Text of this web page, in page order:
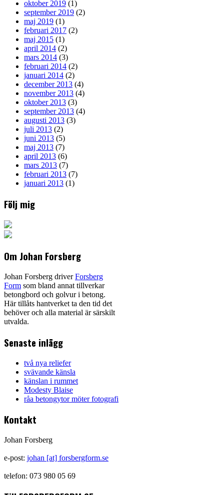
oktober 2019 (1)
september 2019 (2)
maj 2019 (1)
februari 2017 (2)
maj 2015 (1)
april 2014 (2)
mars 2014 (3)
februari 2014 (2)
januari 2014 (2)
december 2013 (4)
november 2013 (4)
oktober 2013 (3)
september 2013 (4)
augusti 2013 (3)
juli 2013 (2)
juni 2013 (5)
maj 2013 (7)
april 2013 (6)
mars 2013 (7)
februari 2013 (7)
januari 2013 (1)
Följ mig
Om Johan Forsberg
Johan Forsberg driverForsberg
Form som bland annat tillverkar
betongbord och golvur i betong.
Här tillåts hantverket ta den tid det
behöver och alla material är särskilt
utvalda.
Senaste inlägg
två nya reliefer
svävande känsla
känslan i rummet
Modesty Blaise
råa betongytor möter fotografi
Kontakt
Johan Forsberg
e-post: johan [at] forsbergform.se
telefon: 073 980 05 69